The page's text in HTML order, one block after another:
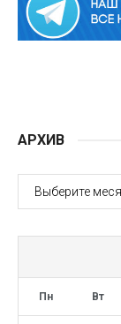
АРХИВ
АРХИВ
Пн Вт